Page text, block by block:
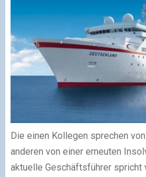
Die einen Kollegen sprechen
anderen von einer erneuten
aktuelle Geschäftsführer spricht